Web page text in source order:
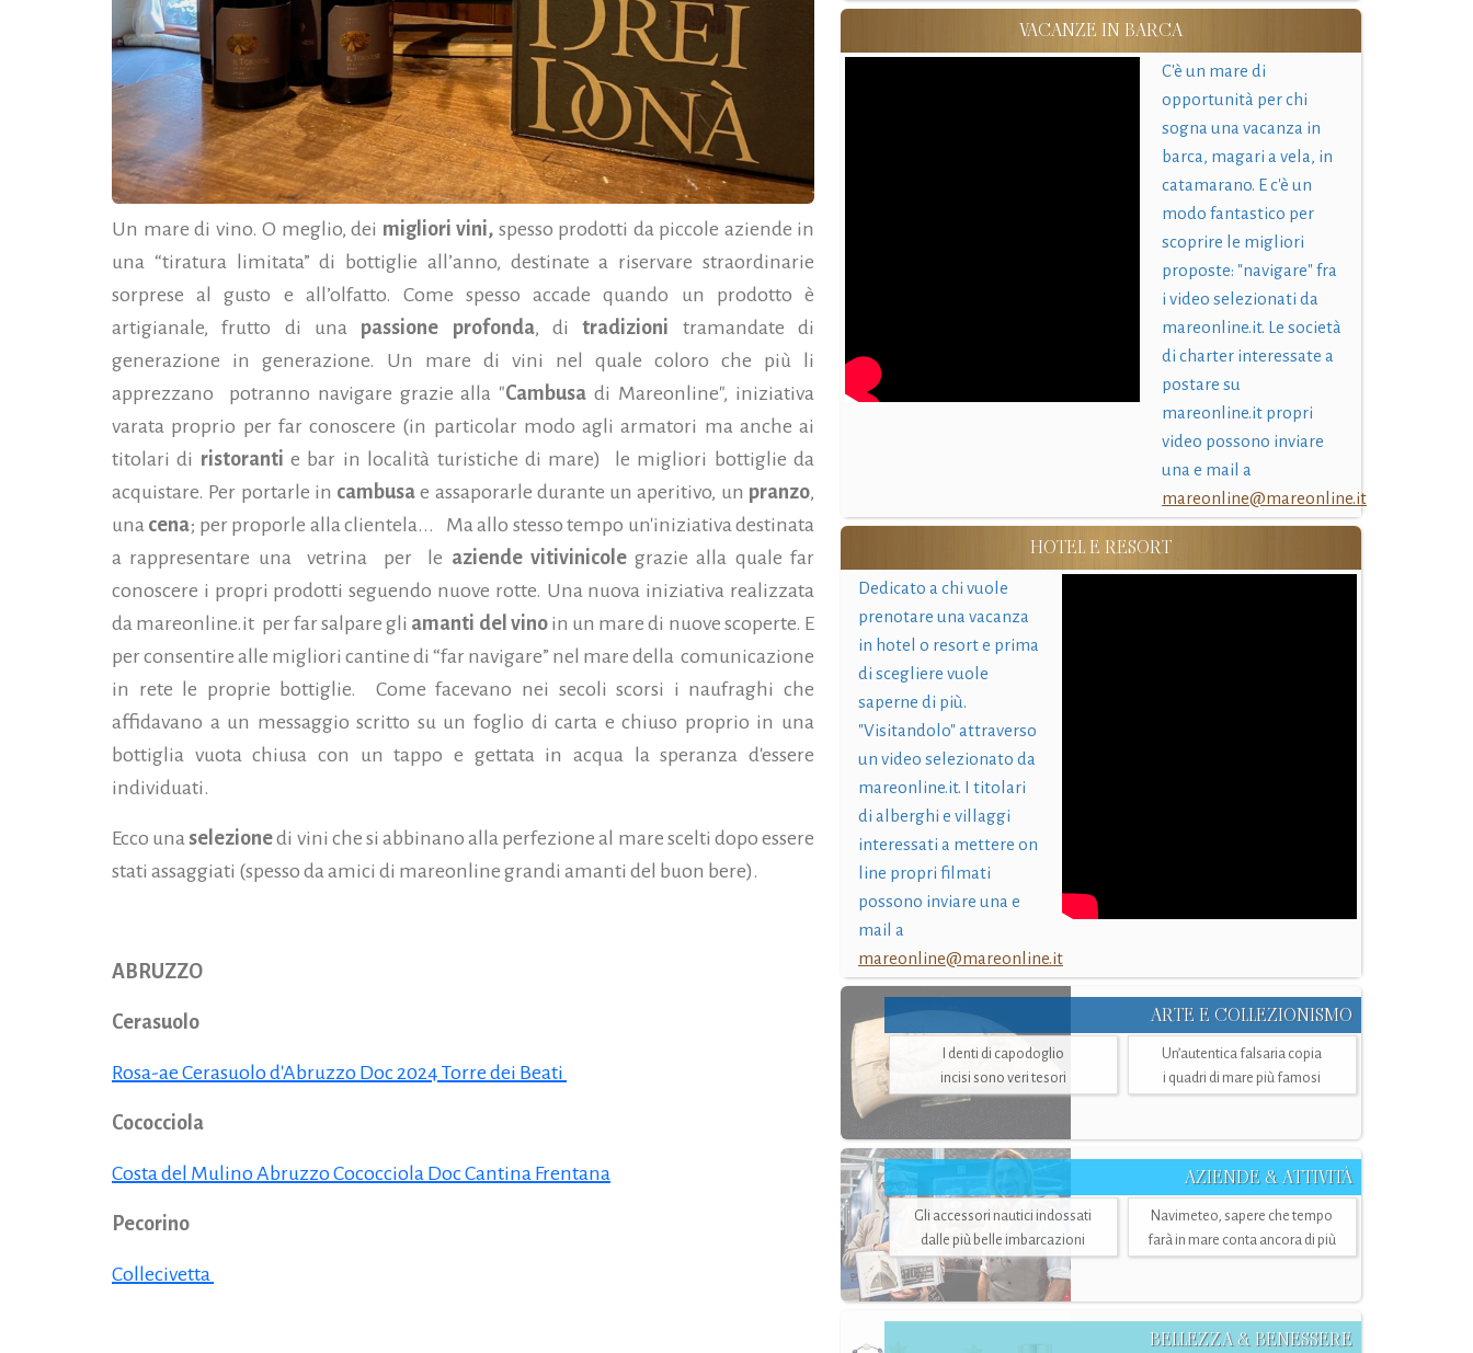
Un mare di vino. O meglio, dei migliori vini, spesso prodotti da piccole aziende in
una “tiratura limitata” di bottiglie all’anno, destinate a riservare straordinarie
sorprese al gusto e all’olfatto. Come spesso accade quando un prodotto è
artigianale, frutto di una passione profonda, ditradizioni tramandate di
generazione in generazione. Un mare di vini nel quale coloro che più li
apprezzano potranno navigare grazie alla "Cambusa di Mareonline", iniziativa
varata proprio per far conoscere (in particolar modo agli armatori ma anche ai
titolari di ristoranti e bar in località turistiche di mare) le migliori bottiglie da
acquistare. Per portarle in cambusa e assaporarle durante un aperitivo, un pranzo,
una cena; per proporle alla clientela... Ma allo stesso tempo un'iniziativa destinata
a rappresentare una vetrina per le aziende vitivinicolegrazie alla quale far
conoscere i propri prodotti seguendo nuove rotte. Una nuova iniziativa realizzata
da mareonline.it per far salpare gli amanti del vinoin un mare di nuove scoperte. E
per consentire alle migliori cantine di “far navigare” nel mare della comunicazione
in rete le proprie bottiglie. Come facevano nei secoli scorsi i naufraghi che
affidavano a un messaggio scritto su un foglio di carta e chiuso proprio in una
bottiglia vuota chiusa con un tappo e gettata in acqua la speranza d'essere
individuati.
Ecco una selezionedi vini che si abbinano alla perfezione al mare scelti dopo essere
stati assaggiati (spesso da amici di mareonline grandi amanti del buon bere).
ABRUZZO
Cerasuolo
Rosa-ae Cerasuolo d'Abruzzo Doc 2024 Torre dei Beati
Cococciola
Costa del Mulino Abruzzo Cococciola Doc Cantina Frentana
Pecorino
Collecivetta
VACANZE IN BARCA
C'è un mare di
opportunità per chi
sogna una vacanza in
barca, magari a vela, in
catamarano. E c'è un
modo fantastico per
scoprire le migliori
proposte: "navigare" fra
i video selezionati da
mareonline.it. Le società
di charter interessate a
postare su
mareonline.it propri
video possono inviare
una e mail a
mareonline@mareonline.it
HOTEL E RESORT
Dedicato a chi vuole
prenotare una vacanza
in hotel o resort e prima
di scegliere vuole
saperne di più.
"Visitandolo" attraverso
un video selezionato da
mareonline.it. I titolari
di alberghi e villaggi
interessati a mettere on
line propri filmati
possono inviare una e
mail a
mareonline@mareonline.it
ARTE E COLLEZIONISMO
I denti di capodoglio
incisi sono veri tesori
Un’autentica falsaria copia
i quadri di mare più famosi
AZIENDE & ATTIVITÀ
Gli accessori nautici indossati
dalle più belle imbarcazioni
Navimeteo, sapere che tempo
farà in mare conta ancora di più
BELLEZZA & BENESSERE